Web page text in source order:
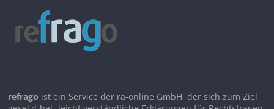
refrago ist ein Service der ra-online GmbH, der sich zum Ziel